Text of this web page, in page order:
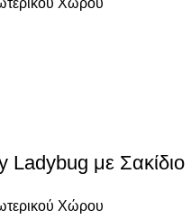
Ladybug με Σακίδιο
Χώρου